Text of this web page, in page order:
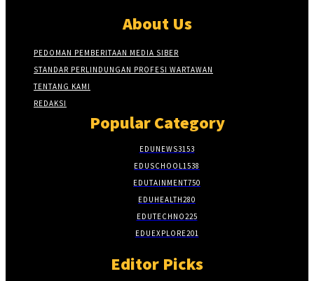
About Us
PEDOMAN PEMBERITAAN MEDIA SIBER
STANDAR PERLINDUNGAN PROFESI WARTAWAN
TENTANG KAMI
REDAKSI
Popular Category
EDUNEWS3153
EDUSCHOOL1538
EDUTAINMENT750
EDUHEALTH280
EDUTECHNO225
EDUEXPLORE201
Editor Picks